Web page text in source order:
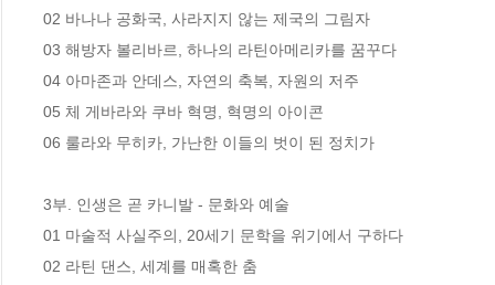
02 바나나 공화국, 사라지지 않는 제국의 그림자
03 해방자 볼리바르, 하나의 라틴아메리카를 꿈꾸다
04 아마존과 안데스, 자연의 축복, 자원의 저주
05 체 게바라와 쿠바 혁명, 혁명의 아이콘
06 룰라와 무히카, 가난한 이들의 벗이 된 정치가
3부. 인생은 곧 카니발 - 문화와 예술
01 마술적 사실주의, 20세기 문학을 위기에서 구하다
02 라틴 댄스, 세계를 매혹한 춤